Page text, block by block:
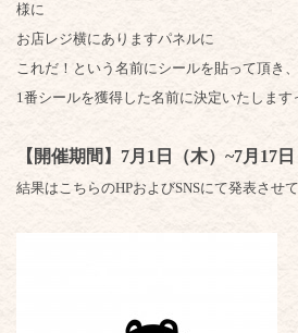
様に
お店レジ横にありますパネルに
これだ！という名前にシールを貼って頂き、
1番シールを獲得した名前に決定いたします
【開催期間】7月1日（木）~7月17日
結果はこちらのHPおよびSNSにて発表させ